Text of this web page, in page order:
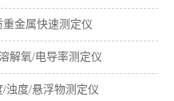
重金属快速测定仪
解氧/电导率测定仪
/浊度/悬浮物测定仪